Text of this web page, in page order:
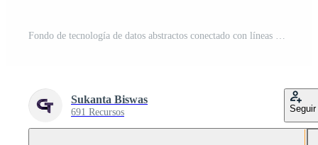
Fondo de tecnología de datos abstractos conectado con líneas y puntos Vector Gratis y SVG Gratis
Sukanta Biswas
691 Recursos Seguir